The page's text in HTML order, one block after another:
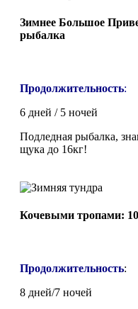
Зимнее Большое
рыбалка
Продолжительность:
6 дней / 5 ночей
Подледная рыбалка,
щука до 16кг!
Кочевыми тропами:
Продолжительность:
8 дней/7 ночей